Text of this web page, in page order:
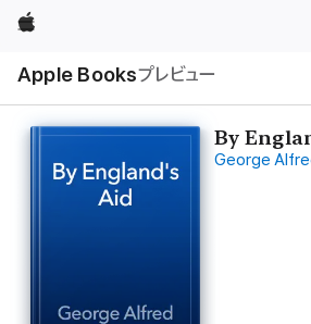
Apple
Apple Booksプレビュー
ル
By
George